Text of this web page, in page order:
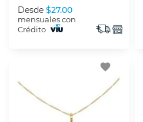
Desde $27.00
mensuales con
Crédito
favorite